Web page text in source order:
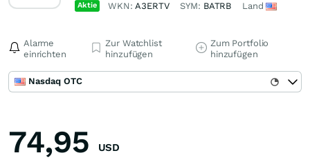
Aktie WKN:A3ERTV SYM: BATRB Land
Alarme
einrichten
Zur Watchlist
hinzufügen
Zum Portfolio
hinzufügen
Nasdaq OTC
74,95 USD